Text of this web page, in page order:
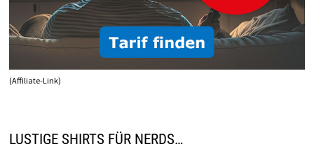
(Affiliate-Link)
LUSTIGE SHIRTS FÜR NERDS…